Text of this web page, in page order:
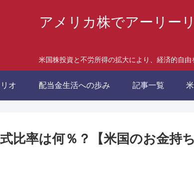
アメリカ株でアーリー
米国株投資と不労所得の拡大により、経済的自
オ 配当金生活への歩み 記事一覧
比率は何％？【米国のお金持ち